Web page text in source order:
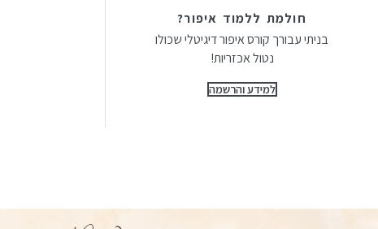
חולמת ללמוד איפור?
בניתי עבורך קורס איפור דיגיטלי שכולו
נטול אכזריות!
למידע והרשמה